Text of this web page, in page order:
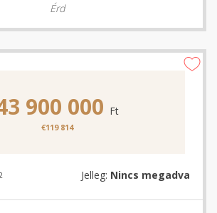
Érd
900 000 Ft
€119 814
2 Jelleg: Nincs megadva